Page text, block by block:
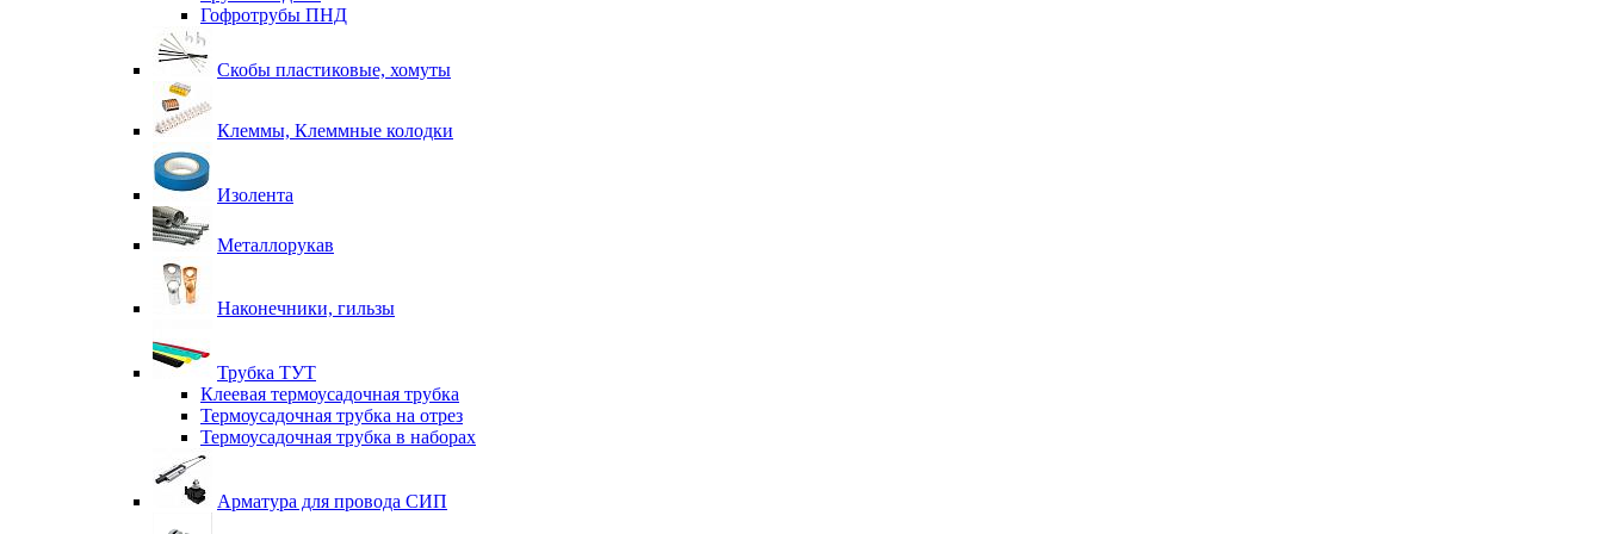
Гофротрубы ПНД
Скобы пластиковые, хомуты
Клеммы, Клеммные колодки
Изолента
Металлорукав
Наконечники, гильзы
Трубка ТУТ
Клеевая термоусадочная трубка
Термоусадочная трубка на отрез
Термоусадочная трубка в наборах
Арматура для провода СИП